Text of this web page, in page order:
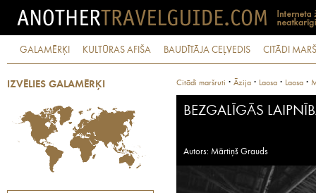
GALAMĒRĶI KULTŪRAS AFIŠA BAUDĪTĀJA CEĻVEDIS CITĀDI
IZVĒLIES GALAMĒRĶI Citādi maršruti · Āzija · Laosa · Laosa ·
BEZGALĪGĀS
Autors: Mārtiņš Grauds